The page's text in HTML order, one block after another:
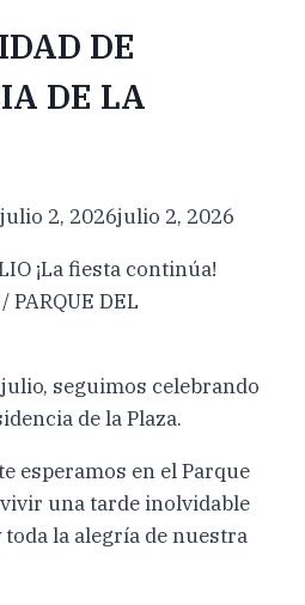
DE
DE LA
julio 2, 2026julio 2, 2026
¡La fiesta continúa!
PARQUE DEL
seguimos celebrando
de la Plaza.
esperamos en el Parque
una tarde inolvidable
la alegría de nuestra